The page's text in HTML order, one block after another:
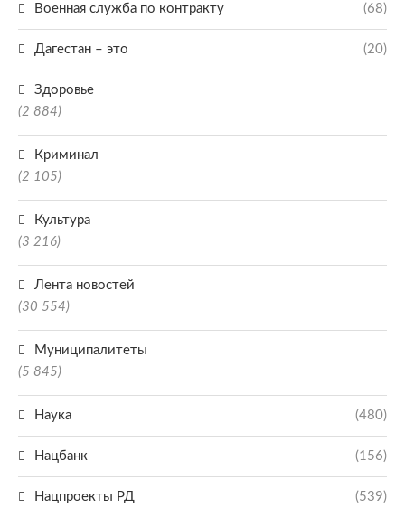
Военная служба по контракту (68)
Дагестан – это (20)
Здоровье
(2 884)
Криминал
(2 105)
Культура
(3 216)
Лента новостей
(30 554)
Муниципалитеты
(5 845)
Наука (480)
Нацбанк (156)
Нацпроекты РД (539)